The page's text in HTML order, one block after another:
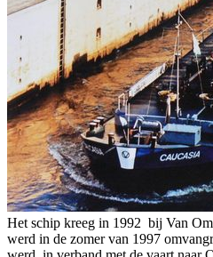
Het schip kreeg in 1992 bij Van
werd in de zomer van 1997